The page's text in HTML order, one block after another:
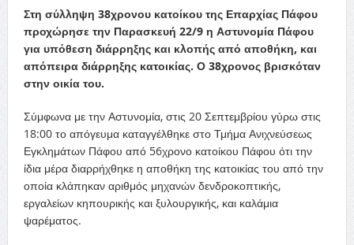
Στη σύλληψη 38χρονου κατοίκου της Επαρχίας Πάφου
προχώρησε την Παρασκευή 22/9 η Αστυνομία Πάφου
για υπόθεση διάρρηξης και κλοπής από αποθήκη, και
απόπειρα διάρρηξης κατοικίας. Ο 38χρονος βρισκόταν
στην οικία του.
Σύμφωνα με την Αστυνομία, στις 20 Σεπτεμβρίου γύρω στις
18:00 το απόγευμα καταγγέλθηκε στο Τμήμα Ανιχνεύσεως
Εγκλημάτων Πάφου από 56χρονο κατοίκου Πάφου ότι την
ίδια μέρα διαρρήχθηκε η αποθήκη της κατοικίας του από την
οποία κλάπηκαν αριθμός μηχανών δενδροκοπτικής,
εργαλείων κηπουρικής και ξυλουργικής, και καλάμια
ψαρέματος.